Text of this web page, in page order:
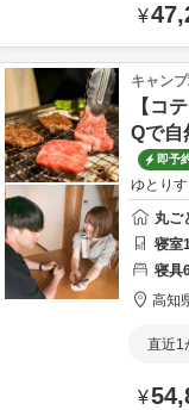
¥
キャン
【コ
Qで自
即予
ゆとり
丸ご
寝室
寝具
高知
直近1
¥